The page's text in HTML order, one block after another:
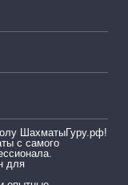
ШахматыГуру.рф!
с самого
для